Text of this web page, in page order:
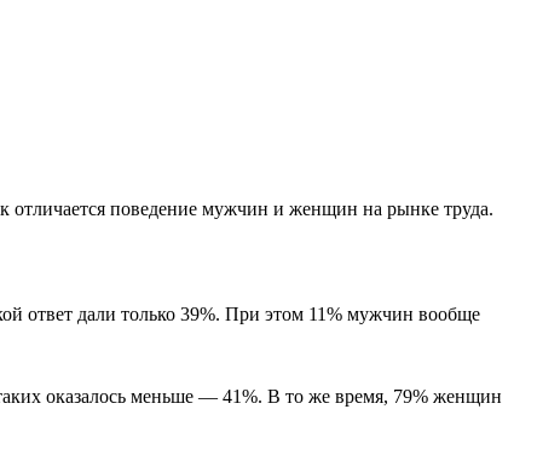
отличается поведение мужчин и женщин на рынке труда.
ответ дали только 39%. При этом 11% мужчин вообще
оказалось меньше — 41%. В то же время, 79% женщин